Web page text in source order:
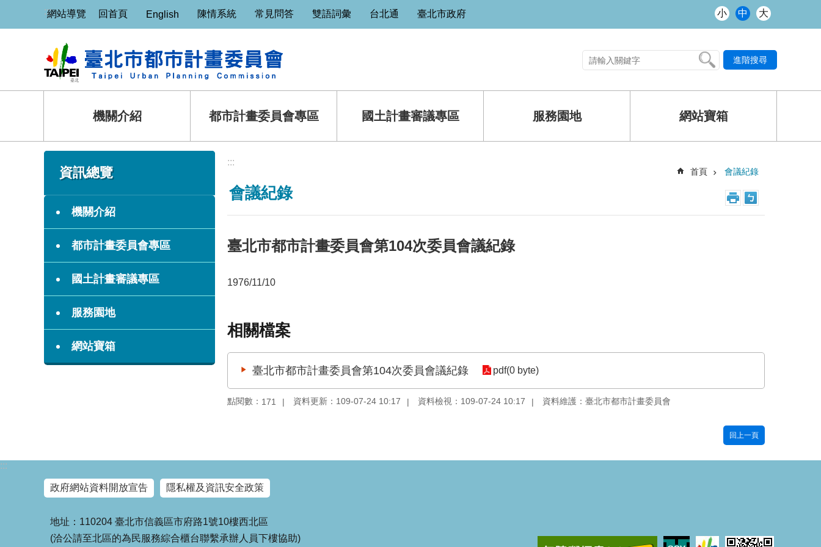
跳到主要內容區塊
:::網站導覽 回首頁 English 陳情系統 常見問答 雙語詞彙 台北通 臺北市政府 小 中 大
進階搜尋
機關介紹 都市計畫委員會專區 國土計畫審議專區 服務園地 網站寶箱
:::
資訊總覽
機關介紹
都市計畫委員會專區
國土計畫審議專區
服務園地
網站寶箱
:::
首頁 會議紀錄
會議紀錄
臺北市都市計畫委員會第104次委員會議紀錄
1976/11/10
相關檔案
臺北市都市計畫委員會第104次委員會議紀錄 pdf(0 byte)
點閱數： 171 資料更新：109-07-24 10:17 資料檢視：109-07-24 10:17 資料維護：臺北市都市計畫委員會
回上一頁
:::
政府網站資料開放宣告 隱私權及資訊安全政策
地址：110204 臺北市信義區市府路1號10樓西北區
(洽公請至北區的為民服務綜合櫃台聯繫承辦人員下樓協助)